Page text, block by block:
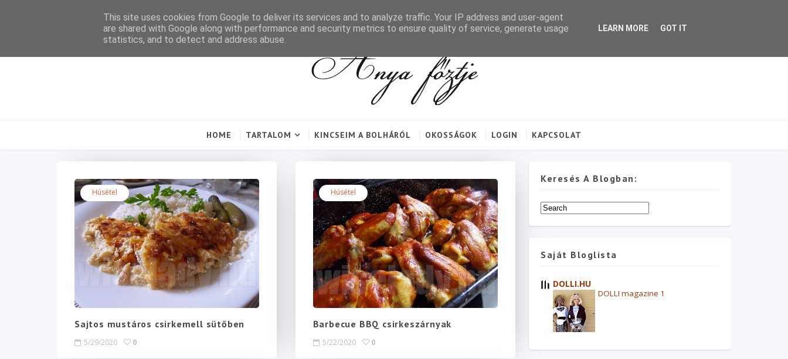
HOME TARTALOM KINCSEIM A BOLHÁRÓL OKOSSÁGOK LOGIN KAPCSOLAT
Húsétel
Sajtos mustáros csirkemell sütőben
5/29/2020 0
Húsétel
Barbecue BBQ csirkeszárnyak
5/22/2020 0
Keresés A Blogban:
Saját Bloglista
DOLLI.HU
DOLLI magazine 1
This site uses cookies from Google to deliver its services and to analyze traffic. Your IP address and user-agent
are shared with Google along with performance and security metrics to ensure quality of service, generate usage
statistics, and to detect and address abuse.
LEARN MORE GOT IT